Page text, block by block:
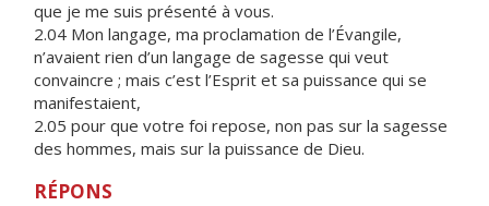
que je me suis présenté à vous.
2.04 Mon langage, ma proclamation de l’Évangile,
n’avaient rien d’un langage de sagesse qui veut
convaincre ; mais c’est l’Esprit et sa puissance qui se
manifestaient,
2.05 pour que votre foi repose, non pas sur la sagesse
des hommes, mais sur la puissance de Dieu.
RÉPONS